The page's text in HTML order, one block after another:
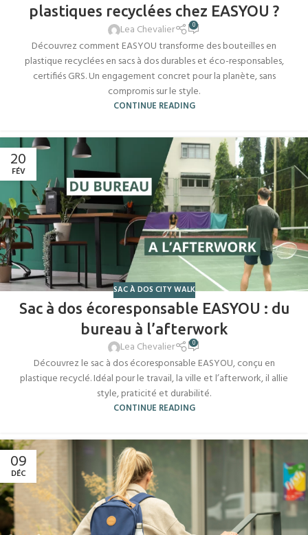
plastiques recyclées chez EASYOU ?
Lea Chevalier 0
Découvrez comment EASYOU transforme des bouteilles en
plastique recyclées en sacs à dos durables et éco-responsables,
certifiés GRS. Un engagement concret pour la planète, sans
compromis sur le style.
CONTINUE READING
20
FÉV
SAC À DOS CITY WALK
Sac à dos écoresponsable EASYOU : du
bureau à l’afterwork
Lea Chevalier 0
Découvrez le sac à dos écoresponsable EASYOU, conçu en
plastique recyclé. Idéal pour le travail, la ville et l’afterwork, il allie
style, praticité et durabilité.
CONTINUE READING
09
DÉC